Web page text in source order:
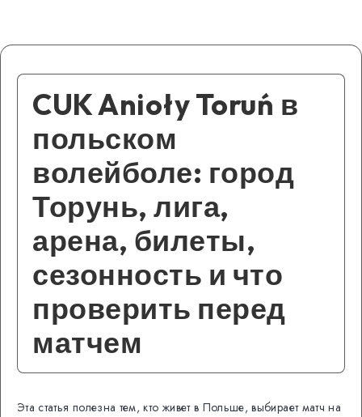
CUK Anioły Toruń в
польском
волейболе: город
Торунь, лига,
арена, билеты,
сезонность и что
проверить перед
матчем
Эта статья полезна тем, кто живет в Польше, выбирает матч на